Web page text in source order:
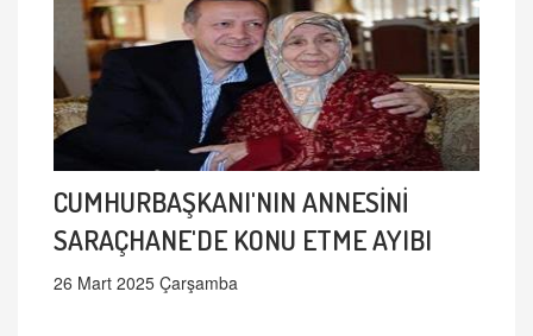
CUMHURBAŞKANI'NIN ANNESİNİ
SARAÇHANE'DE KONU ETME AYIBI
26 Mart 2025 Çarşamba